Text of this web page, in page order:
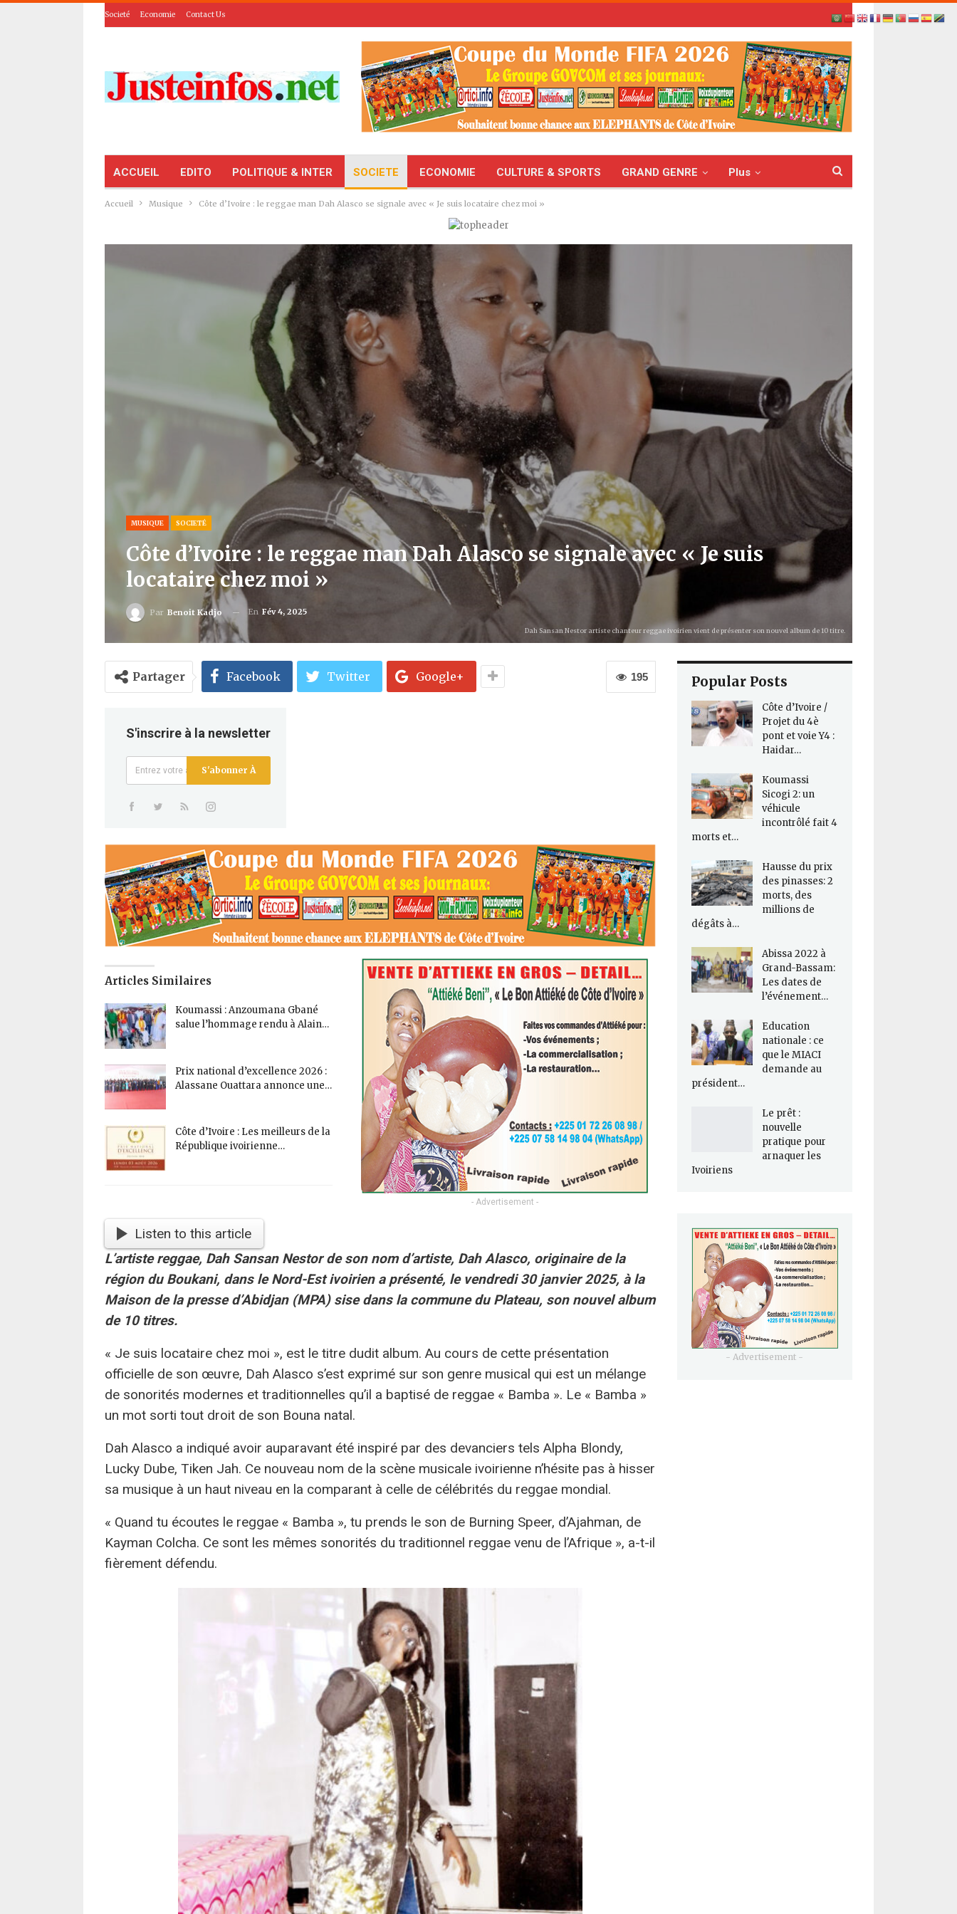
Societé Economie Contact Us
ACCUEIL EDITO POLITIQUE & INTER SOCIETE ECONOMIE CULTURE & SPORTS GRAND GENRE Plus
Accueil Musique Côte d’Ivoire : le reggae man Dah Alasco se signale avec « Je suis locataire chez moi »
MUSIQUE SOCIETÉ
Côte d’Ivoire : le reggae man Dah Alasco se signale avec « Je suis
locataire chez moi »
Par Benoit Kadjo En Fév 4, 2025
Dah Sansan Nestor artiste chanteur reggae ivoirien vient de présenter son nouvel album de 10 titre.
195
Partager Facebook Twitter Google+
S'inscrire à la newsletter
S'abonner À
Articles Similaires
Koumassi : Anzoumana Gbané
salue l’hommage rendu à Alain…
Prix national d’excellence 2026 :
Alassane Ouattara annonce une…
Côte d’Ivoire : Les meilleurs de la
République ivoirienne…
- Advertisement -
Listen to this article
L’artiste reggae, Dah Sansan Nestor de son nom d’artiste, Dah Alasco, originaire de la
région du Boukani, dans le Nord-Est ivoirien a présenté, le vendredi 30 janvier 2025, à la
Maison de la presse d’Abidjan (MPA) sise dans la commune du Plateau, son nouvel album
de 10 titres.
« Je suis locataire chez moi », est le titre dudit album. Au cours de cette présentation
officielle de son œuvre, Dah Alasco s’est exprimé sur son genre musical qui est un mélange
de sonorités modernes et traditionnelles qu’il a baptisé de reggae « Bamba ». Le « Bamba »
un mot sorti tout droit de son Bouna natal.
Dah Alasco a indiqué avoir auparavant été inspiré par des devanciers tels Alpha Blondy,
Lucky Dube, Tiken Jah. Ce nouveau nom de la scène musicale ivoirienne n’hésite pas à hisser
sa musique à un haut niveau en la comparant à celle de célébrités du reggae mondial.
« Quand tu écoutes le reggae « Bamba », tu prends le son de Burning Speer, d’Ajahman, de
Kayman Colcha. Ce sont les mêmes sonorités du traditionnel reggae venu de l’Afrique », a-t-il
fièrement défendu.
Popular Posts
Côte d’Ivoire /
Projet du 4è
pont et voie Y4 :
Haidar…
Koumassi
Sicogi 2: un
véhicule
incontrôlé fait 4
morts et…
Hausse du prix
des pinasses: 2
morts, des
millions de
dégâts à…
Abissa 2022 à
Grand-Bassam:
Les dates de
l’événement…
Education
nationale : ce
que le MIACI
demande au
président…
Le prêt :
nouvelle
pratique pour
arnaquer les
Ivoiriens
- Advertisement -